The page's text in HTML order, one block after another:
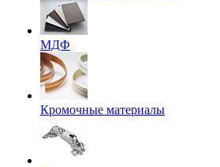
МДФ
Кромочные материалы